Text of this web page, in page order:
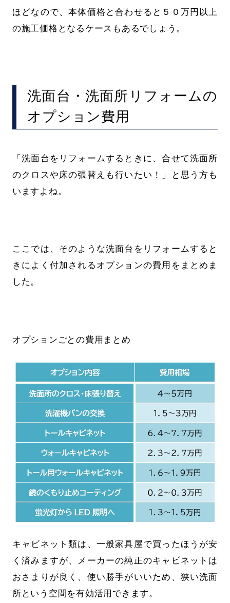
ほどなので、本体価格と合わせると５０万円以上
の施工価格となるケースもあるでしょう。
洗面台・洗面所リフォームの
オプション費用
「洗面台をリフォームするときに、合せて洗面所
のクロスや床の張替えも行いたい！」と思う方も
いますよね。
ここでは、そのような洗面台をリフォームすると
きによく付加されるオプションの費用をまとめま
した。
オプションごとの費用まとめ
キャビネット類は、一般家具屋で買ったほうが安
く済みますが、メーカーの純正のキャビネットは
おさまりが良く、使い勝手がいいため、狭い洗面
所という空間を有効活用できます。